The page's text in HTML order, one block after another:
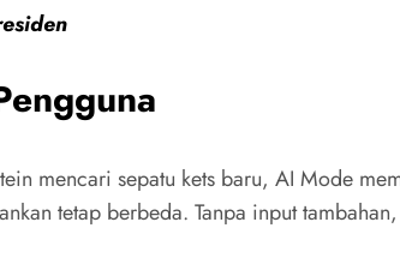
mencari sepatu kets baru, AI Mode
tetap berbeda. Tanpa input